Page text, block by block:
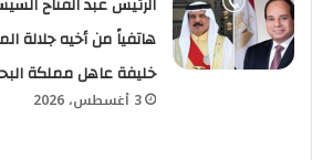
هاتفياً من أخيه جلالة
خليفة عاهل مملكة
3 أغسطس، 2026